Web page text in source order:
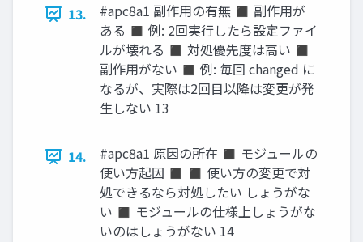
13.
#apc8a1 副作用の有無 ◼ 副作用が
ある ◼ 例: 2回実行したら設定ファイ
ルが壊れる ◼ 対処優先度は高い ◼
副作用がない ◼ 例: 毎回 changed に
なるが、実際は2回目以降は変更が発
生しない 13
14.
#apc8a1 原因の所在 ◼ モジュールの
使い方起因 ◼ ◼ 使い方の変更で対
処できるなら対処したい しょうがな
い ◼ モジュールの仕様上しょうがな
いのはしょうがない 14